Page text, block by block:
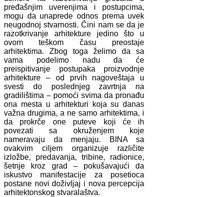
pređašnjim uverenjima i postupcima,
mogu da unaprede odnos prema uvek
neugodnoj stvarnosti. Čini nam se da je
razotkrivanje arhitekture jedino što u
ovom teškom času preostaje
arhitektima. Zbog toga želimo da sa
vama podelimo nadu da će
preispitivanje postupaka proizvodnje
arhitekture – od prvih nagoveštaja u
svesti do poslednjeg zavrtnja na
gradilištima – pomoći svima da pronađu
ona mesta u arhitekturi koja su danas
važna drugima, a ne samo arhitektima, i
da prokrče one puteve koji će ih
povezati sa okruženjem koje
nameravaju da menjaju. BINA sa
ovakvim ciljem organizuje različite
izložbe, predavanja, tribine, radionice,
šetnje kroz grad – pokušavajući da
iskustvo manifestacije za posetioca
postane novi doživljaj i nova percepcija
arhitektonskog stvaralaštva.